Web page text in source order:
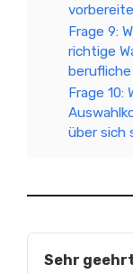
Frage 9:
richtige
Frage 10:
über sich
Sehr